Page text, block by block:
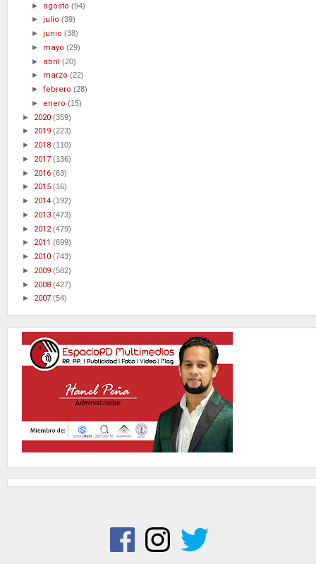
► agosto(94)
►julio(39)
►junio(38)
► mayo(29)
► abril(20)
► marzo(22)
►febrero(28)
► enero(15)
► 2020 (359)
► 2019 (223)
► 2018 (110)
► 2017 (136)
► 2016 (63)
► 2015 (16)
► 2014 (192)
► 2013 (473)
► 2012(479)
► 2011 (699)
► 2010 (743)
► 2009 (582)
► 2008 (427)
► 2007 (54)